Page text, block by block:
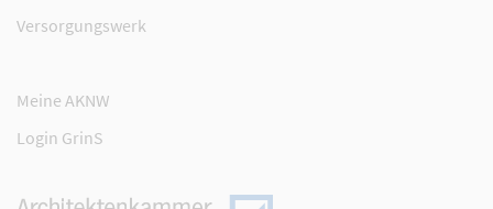
Versorgungswerk
Meine AKNW
Login GrinS